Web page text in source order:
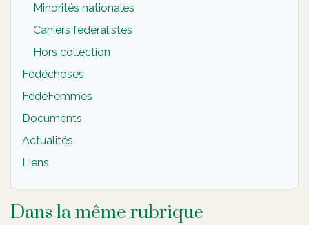
Minorités nationales
Cahiers fédéralistes
Hors collection
Fédéchoses
FédéFemmes
Documents
Actualités
Liens
Dans la même rubrique